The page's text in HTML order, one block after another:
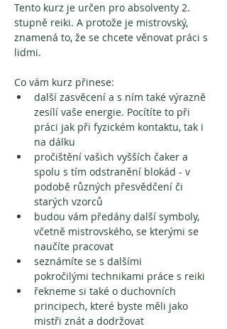
Tento kurz je určen pro absolventy 2.
stupně reiki. A protože je mistrovský,
znamená to, že se chcete věnovat práci s
lidmi.
Co vám kurz přinese:
další zasvěcení a s ním také výrazně
zesílí vaše energie. Pocítíte to při
práci jak při fyzickém kontaktu, tak i
na dálku
pročištění vašich vyšších čaker a
spolu s tím odstranění blokád - v
podobě různých přesvědčení či
starých vzorců
budou vám předány další symboly,
včetně mistrovského, se kterými se
naučíte pracovat
seznámíte se s dalšími
pokročilými technikami práce s reiki
řekneme si také o duchovních
principech, které byste měli jako
mistři znát a dodržovat